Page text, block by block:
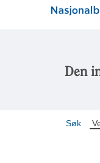
Den
Søk